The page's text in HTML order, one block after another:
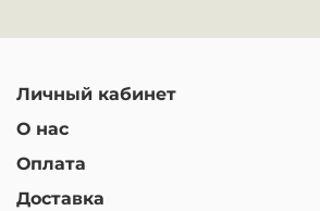
Личный кабинет
О нас
Оплата
Доставка